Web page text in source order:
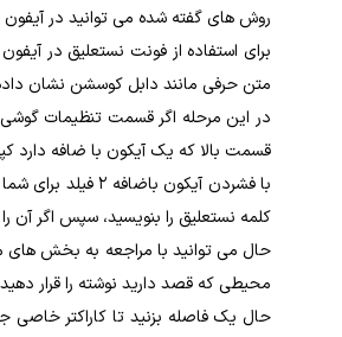
روش ‌های گفته‌ شده می ‌توانید در آیفون
متن حرفی مانند دابل کوسشن نشان
در این مرحله اگر قسمت تنظیمات
قسمت بالا که یک آیکون با ضافه دارد
با فشردن آیکون
کلمه نستعلیق را بنویسید، سپس اگر
حال می ‌توانید با مراجعه به بخش‌ های
محیطی که قصد دارید نوشته را قرار
حال یک فاصله بزنید تا کاراکتر خاصی